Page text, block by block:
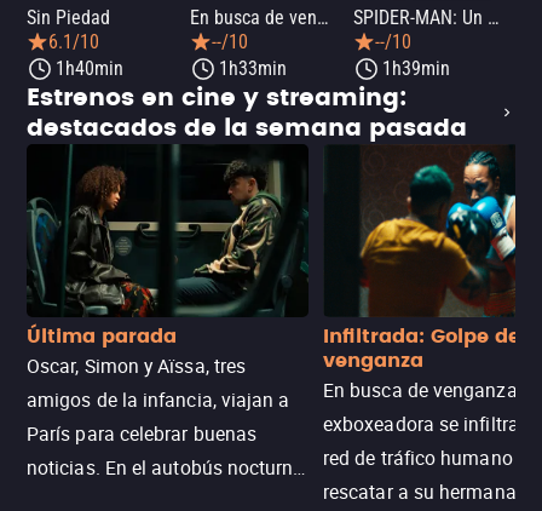
Sin Piedad
6.1/10
1h40min
En busca de venganza 2: Ciudad de los lobos
--/10
1h33min
SPIDER-MAN: Un nuevo día
--/10
1h39min
Estrenos en cine y streaming:
destacados de la semana pasada
Última parada
Oscar, Simon y Aïssa, tres
amigos de la infancia, viajan a
París para celebrar buenas
noticias. En el autobús nocturno
Infiltrada: Golpe de
venganza
En busca de venganza,
exboxeadora se infiltra
red de tráfico humano
rescatar a su hermana